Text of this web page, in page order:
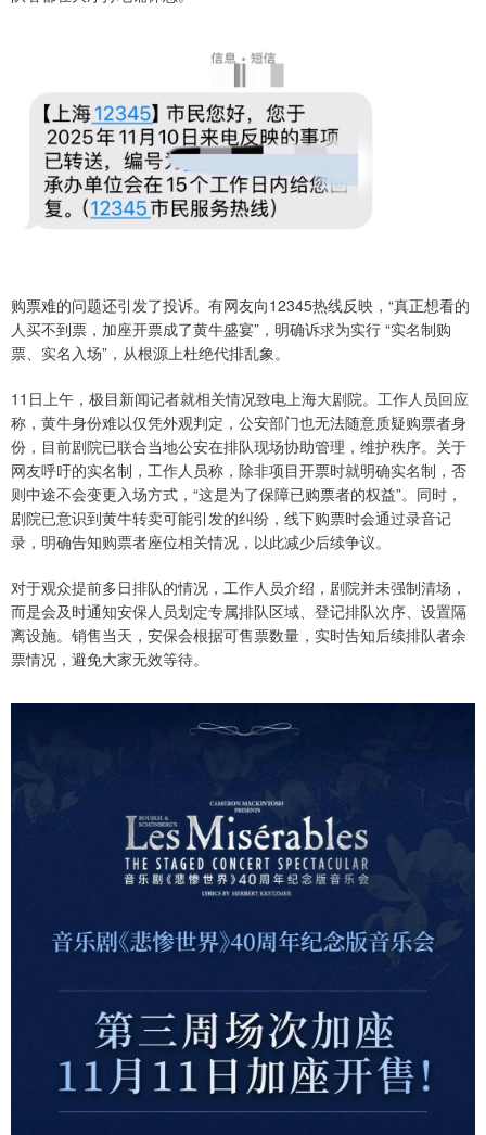
购票难的问题还引发了投诉。有网友向12345热线反映，“真正想看的
人买不到票，加座开票成了黄牛盛宴”，明确诉求为实行 “实名制购
票、实名入场”，从根源上杜绝代排乱象。
11日上午，极目新闻记者就相关情况致电上海大剧院。工作人员回应
称，黄牛身份难以仅凭外观判定，公安部门也无法随意质疑购票者身
份，目前剧院已联合当地公安在排队现场协助管理，维护秩序。关于
网友呼吁的实名制，工作人员称，除非项目开票时就明确实名制，否
则中途不会变更入场方式，“这是为了保障已购票者的权益”。同时，
剧院已意识到黄牛转卖可能引发的纠纷，线下购票时会通过录音记
录，明确告知购票者座位相关情况，以此减少后续争议。
对于观众提前多日排队的情况，工作人员介绍，剧院并未强制清场，
而是会及时通知安保人员划定专属排队区域、登记排队次序、设置隔
离设施。销售当天，安保会根据可售票数量，实时告知后续排队者余
票情况，避免大家无效等待。